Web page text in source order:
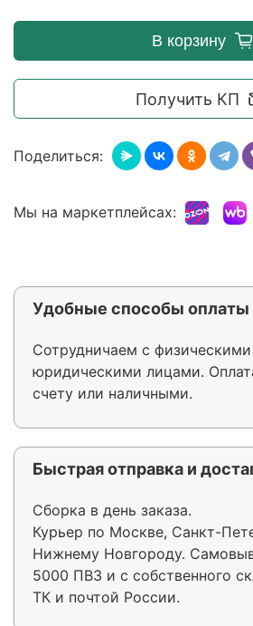
Получить КП
В корзину
Поделиться:
Мы на маркетплейсах:
Удобные способы оплаты
Сотрудничаем с
юридическими лицами.
счету или наличными.
Быстрая отправка и
Сборка в день заказа.
Курьер по Москве, Санкт-
Нижнему Новгороду.
5000 ПВЗ и с собственного
ТК и почтой России.